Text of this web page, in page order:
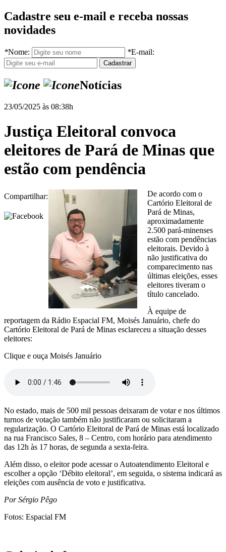
Cadastre seu e-mail e receba nossas
novidades
*Nome: *E-mail:
Notícias
23/05/2025 às 08:38h
Justiça Eleitoral convoca
eleitores de Pará de Minas que
estão com pendência
Compartilhar:
De acordo com o
Cartório Eleitoral de
Pará de Minas,
aproximadamente
2.500 pará-minenses
estão com pendências
eleitorais. Devido à
não justificativa do
comparecimento nas
últimas eleições, esses
eleitores tiveram o
título cancelado.
À equipe de
reportagem da Rádio Espacial FM, Moisés Januário, chefe do
Cartório Eleitoral de Pará de Minas esclareceu a situação desses
eleitores:
Clique e ouça Moisés Januário
No estado, mais de 500 mil pessoas deixaram de votar e nos últimos
turnos de votação também não justificaram ou solicitaram a
regularização. O Cartório Eleitoral de Pará de Minas está localizado
na rua Francisco Sales, 8 – Centro, com horário para atendimento
das 12h às 17 horas, de segunda a sexta-feira.
Além disso, o eleitor pode acessar o Autoatendimento Eleitoral e
escolher a opção ‘Débito eleitoral’, em seguida, o sistema indicará as
eleições com ausência de voto e justificativa.
Por Sérgio Pêgo
Fotos: Espacial FM